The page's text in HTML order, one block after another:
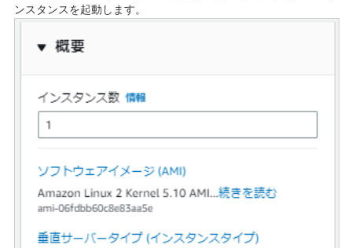
ンスタンスを起動します。